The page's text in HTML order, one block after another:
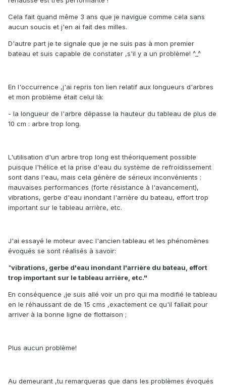
Cela fait quand même 3 ans que je navigue comme cela sans
aucun soucis et j'en ai fait des milles.
D'autre part je te signale que je ne suis pas à mon premier
bateau et suis capable de constater ,s'il y a un problème! ^_^
En l'occurrence ,j'ai repris ton lien relatif aux longueurs d'arbres
et mon problème était celui là:
- la longueur de l'arbre dépasse la hauteur du tableau de plus de
10 cm : arbre trop long.
L'utilisation d'un arbre trop long est théoriquement possible
puisque l'hélice et la prise d'eau du système de refroidissement
sont dans l'eau, mais cela génère de sérieux inconvénients :
mauvaises performances (forte résistance à l'avancement),
vibrations, gerbe d'eau inondant l'arrière du bateau, effort trop
important sur le tableau arrière, etc.
J'ai essayé le moteur avec l'ancien tableau et les phénomènes
évoqués se sont réalisés à savoir:
"vibrations, gerbe d'eau inondant l'arrière du bateau, effort
trop important sur le tableau arrière, etc."
En conséquence ,je suis allé voir un pro qui ma modifié le tableau
en le réhaussant de de 15 cms ,exactement ce qu'il fallait pour
arriver à la bonne ligne de flottaison ;
Plus aucun problème!
Au demeurant ,tu remarqueras que dans les problèmes évoqués